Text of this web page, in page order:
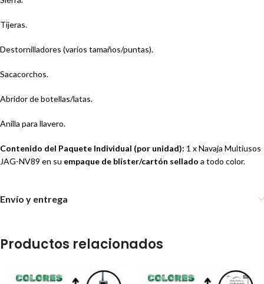
Tijeras.
Destornilladores (varios tamaños/puntas).
Sacacorchos.
Abridor de botellas/latas.
Anilla para llavero.
Contenido del Paquete Individual (por unidad): 1 x Navaja Multiusos
JAG-NV89 en su empaque de blíster/cartón sellado a todo color.
Envío y entrega
Productos relacionados